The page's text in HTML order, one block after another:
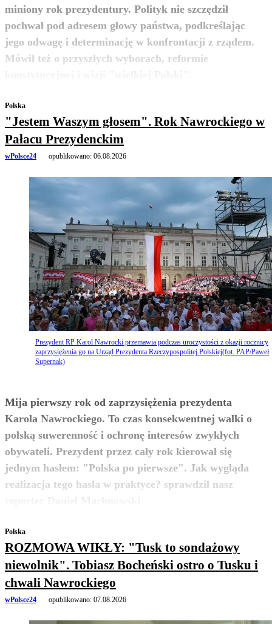
miniony rok prezydentury. Polityk nie szczędził
pochwał pod adresem głowy państwa, podkreślając
jego odwagę i determinację w konfrontacji z rządem.
Mówił też o przyszłych wyborach, reformie
zobacz więcej
Polska
"Jestem Waszym głosem". Rok Nawrockiego w
Pałacu Prezydenckim
wPolsce24 opublikowano: 06.08.2026
Prezydent RP Karol Nawrocki przemawia podczas uroczystości z okazji rocznicy
zaprzysiężenia go na Urząd Prezydenta Rzeczypospolitej Polskiej(fot. PAP/Paweł
Supernak)
Mija pierwszy rok od zaprzysiężenia prezydenta
Karola Nawrockiego. To czas konsekwentnej walki o
polską suwerenność i ochronę interesów zwykłych
obywateli. Prezydent przez cały rok kierował się
jednym hasłem: "Polska po pierwsze". Jak wygląda
realizacja tego hasła w praktyce? sprawdził nasz
zobacz więcej
Polska
ROZMOWA WIKŁY: "Tusk to sondażowy
niewolnik". Tobiasz Bocheński ostro o Tusku i
chwali Nawrockiego
wPolsce24 opublikowano: 07.08.2026